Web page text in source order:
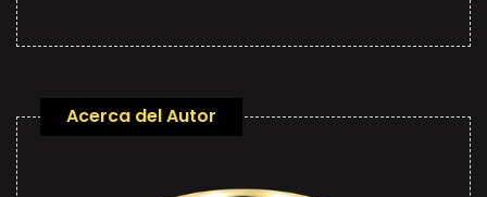
Acerca del Autor